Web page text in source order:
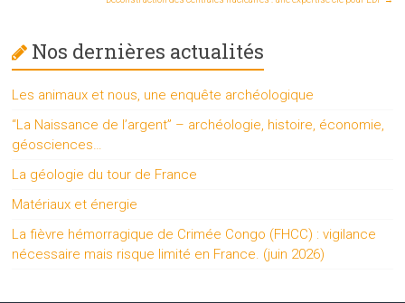
Nos dernières actualités
Les animaux et nous, une enquête archéologique
“La Naissance de l’argent” – archéologie, histoire, économie,
géosciences…
La géologie du tour de France
Matériaux et énergie
La fièvre hémorragique de Crimée Congo (FHCC) : vigilance
nécessaire mais risque limité en France. (juin 2026)